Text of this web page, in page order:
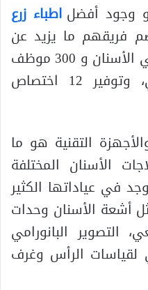
وجود أفضل اطباء زرع
فريقهم ما يزيد عن
150 أطباء من أفضل أخصائي الأسنان و 300 موظف
خبراء في القطاع الصحي، وتوفير 12 اختصاص
التقنية هو ما
الأسنان المختلفة
في عياداتها الكثير
أشعة الأسنان وحدات
التصوير البانورامي
لقياسات الرأس وغرف